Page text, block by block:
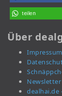
teilen
Über
Impressum
Newsletter
dealhai.de